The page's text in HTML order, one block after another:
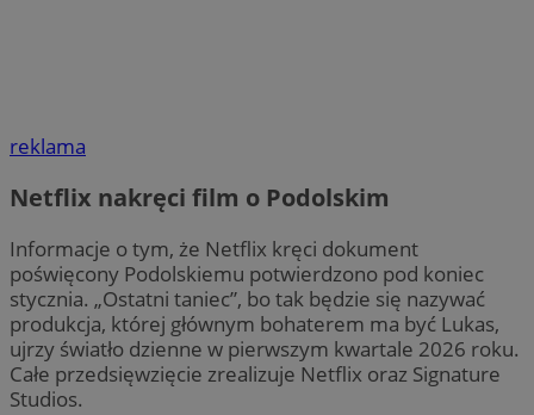
reklama
Netflix nakręci film o Podolskim
Informacje o tym, że Netflix kręci dokument
poświęcony Podolskiemu potwierdzono pod koniec
stycznia. „Ostatni taniec”, bo tak będzie się nazywać
produkcja, której głównym bohaterem ma być Lukas,
ujrzy światło dzienne w pierwszym kwartale 2026 roku.
Całe przedsięwzięcie zrealizuje Netflix oraz Signature
Studios.